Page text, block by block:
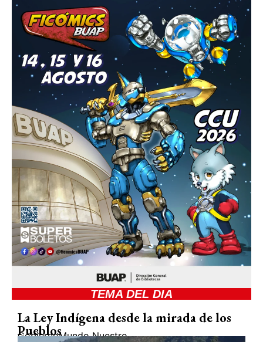
TEMA DEL DIA
La Ley Indígena desde la mirada de los
Pueblos
GobiernoMundo Nuestro